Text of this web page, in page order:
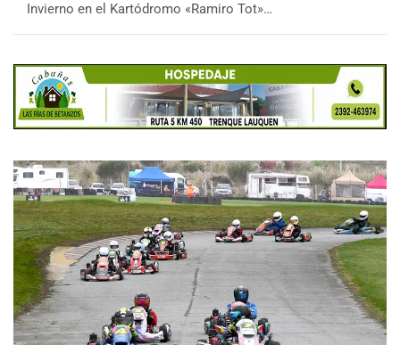
Invierno en el Kartódromo «Ramiro Tot»…